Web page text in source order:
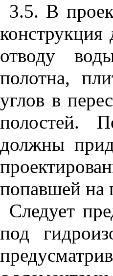
3.5. В
отводу
полотна,
углов в
полостей.
должны
попавшей на
Следует
под